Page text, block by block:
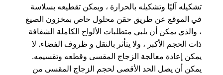
تشكيله آليًا وتشكيله بالحرارة ، ويمكن تقطيعه بسلاسة
في الموقع عن طريق حقن محلول خاص بمخزون الصيغ
، والذي يمكن أن يلبي متطلبات الألواح الكاملة الشفافة
ذات الحجم الأكبر ، ولا يتأثر بالنقل و ظروف الفضاء. لا
يمكن إعادة معالجة الزجاج المقسى وقطعه وتقسيمه.
يمكن أن يصل الحد الأقصى لحجم الزجاج المقسى من